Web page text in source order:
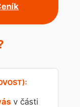
v části